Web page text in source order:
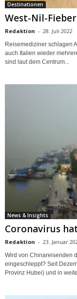
Destinationen
West-Nil-
Redaktion - 28. Juli 2022
Reisemediziner schlagen
auch Italien wieder
sind laut dem Centrum...
News & Insights
Coronavirus
Redaktion - 23. Januar
Wird von Chinareisenden
eingeschleppt? Seit
Provinz Hubei) und in